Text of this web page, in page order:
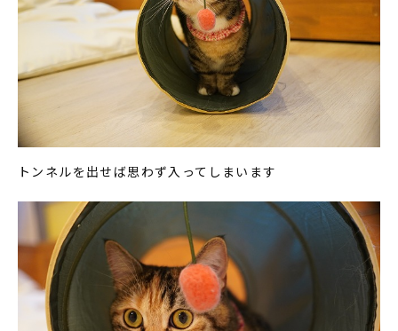
トンネルを出せば思わず入ってしまいます